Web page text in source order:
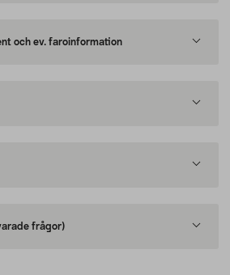
och ev. faroinformation
frågor)